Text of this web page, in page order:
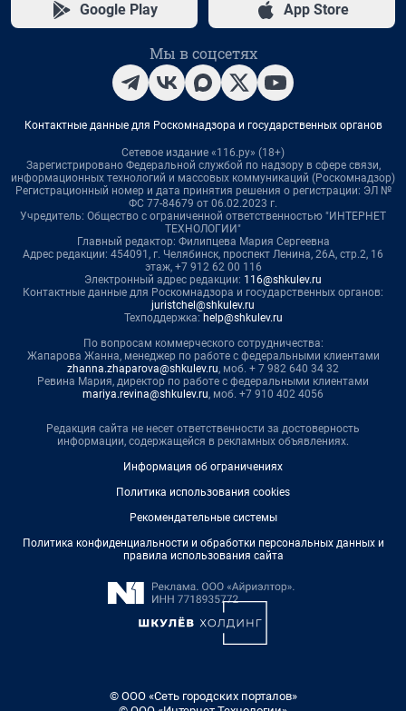
Google Play App Store
Мы в соцсетях
Контактные данные для Роскомнадзора и государственных органов
Сетевое издание «116.ру» (18+)
Зарегистрировано Федеральной службой по надзору в сфере связи,
информационных технологий и массовых коммуникаций (Роскомнадзор)
Регистрационный номер и дата принятия решения о регистрации: ЭЛ №
ФС 77-84679 от 06.02.2023 г.
Учредитель: Общество с ограниченной ответственностью "ИНТЕРНЕТ
ТЕХНОЛОГИИ"
Главный редактор: Филипцева Мария Сергеевна
Адрес редакции: 454091, г. Челябинск, проспект Ленина, 26А, стр.2, 16
этаж, +7 912 62 00 116
Электронный адрес редакции: 116@shkulev.ru
Контактные данные для Роскомнадзора и государственных органов:
juristchel@shkulev.ru
Техподдержка: help@shkulev.ru
По вопросам коммерческого сотрудничества:
Жапарова Жанна, менеджер по работе с федеральными клиентами
zhanna.zhaparova@shkulev.ru, моб. + 7 982 640 34 32
Ревина Мария, директор по работе с федеральными клиентами
mariya.revina@shkulev.ru, моб. +7 910 402 4056
Редакция сайта не несет ответственности за достоверность
информации, содержащейся в рекламных объявлениях.
Информация об ограничениях
Политика использования cookies
Рекомендательные системы
Политика конфиденциальности и обработки персональных данных и
правила использования сайта
© ООО «Сеть городских порталов»